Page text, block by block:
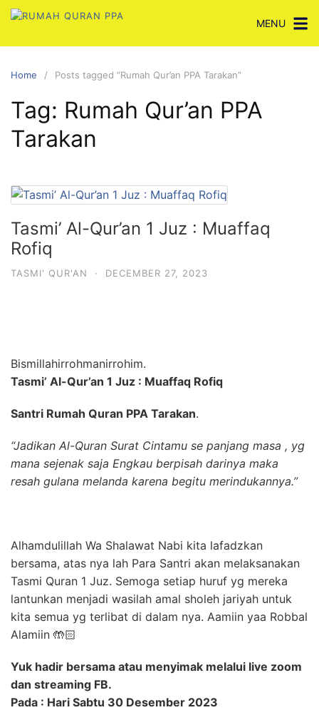
Skip
content
MENU
Home Posts tagged “Rumah Qur’an PPA Tarakan”
Tag: Rumah Qur’an PPA
Tarakan
Tasmi’ Al-Qur’an 1 Juz : Muaffaq
Rofiq
TASMI' QUR'AN · DECEMBER 27, 2023
Bismillahirrohmanirrohim.
Tasmi’ Al-Qur’an 1 Juz : Muaffaq Rofiq
Santri Rumah Quran PPA Tarakan.
“Jadikan Al-Quran Surat Cintamu se panjang masa , yg
mana sejenak saja Engkau berpisah darinya maka
resah gulana melanda karena begitu merindukannya.”
Alhamdulillah Wa Shalawat Nabi kita lafadzkan
bersama, atas nya lah Para Santri akan melaksanakan
Tasmi Quran 1 Juz. Semoga setiap huruf yg mereka
lantunkan menjadi wasilah amal sholeh jariyah untuk
kita semua yg terlibat di dalam nya. Aamiin yaa Robbal
Alamiin 🤲🏻
Yuk hadir bersama atau menyimak melalui live zoom
dan streaming FB.
Pada : Hari Sabtu 30 Desember 2023